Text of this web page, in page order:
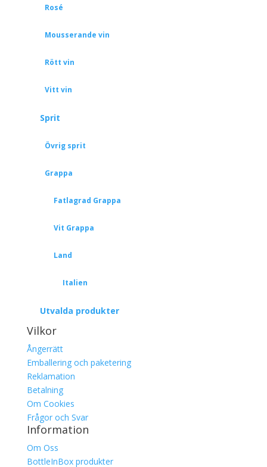
Rosé
Mousserande vin
Rött vin
Vitt vin
Sprit
Övrig sprit
Grappa
Fatlagrad Grappa
Vit Grappa
Land
Italien
Utvalda produkter
Vilkor
Ångerrätt
Emballering och paketering
Reklamation
Betalning
Om Cookies
Frågor och Svar
Information
Om Oss
BottleInBox produkter